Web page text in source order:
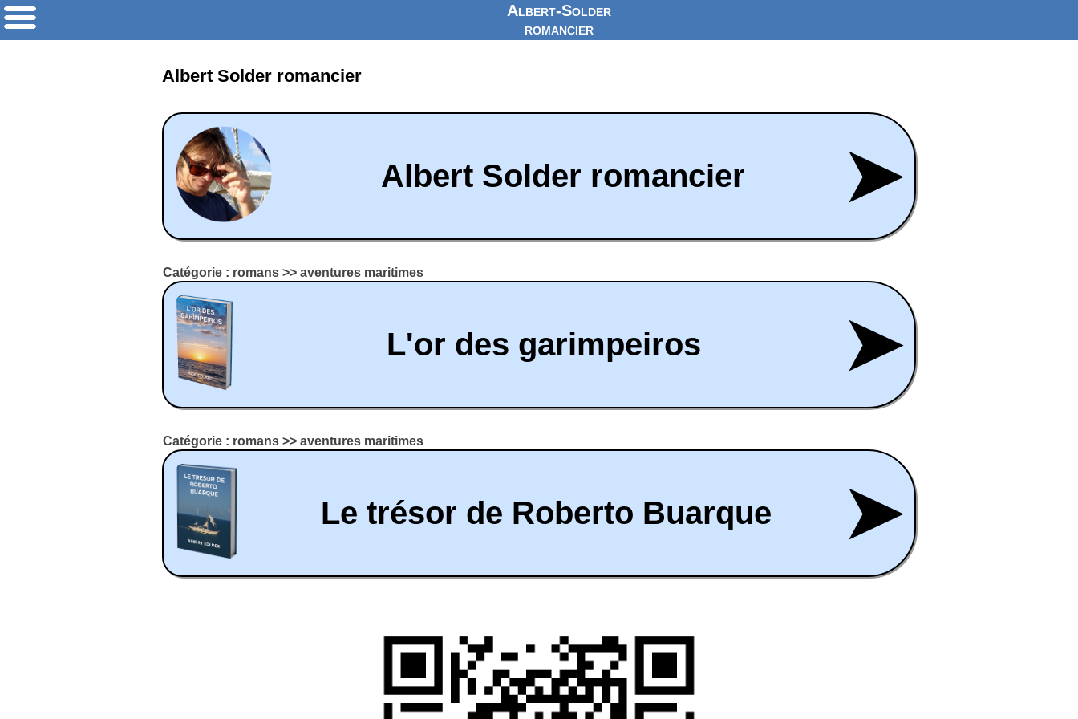
Albert-Solder
romancier
Albert Solder romancier
Albert Solder romancier ➤
Catégorie : romans >> aventures maritimes
L'or des garimpeiros ➤
Catégorie : romans >> aventures maritimes
Le trésor de Roberto Buarque ➤